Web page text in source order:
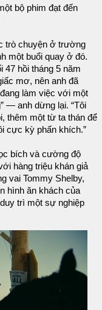
bộ phim đạt đến
trò chuyện ở trường
một buổi quay ở đó.
47 hồi tháng 5 năm
mơ, nên anh đã
làm việc với một
— anh dừng lại. “Tôi
thêm một từ ta thán để
cực kỳ phấn khích.”
bích và cường độ
hàng triệu khán giả
vai Tommy Shelby,
hình ăn khách của
trì một sự nghiệp